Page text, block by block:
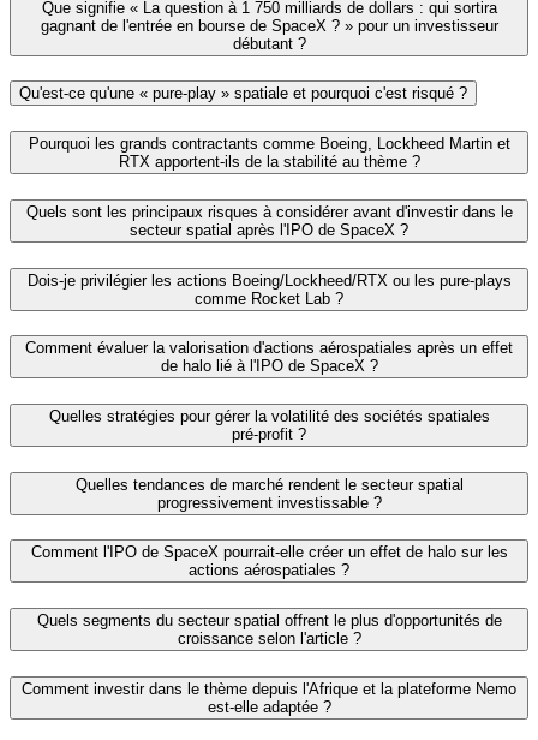
Que signifie « La question à 1 750 milliards de dollars : qui sortira
gagnant de l'entrée en bourse de SpaceX ? » pour un investisseur
débutant ?
Qu'est‑ce qu'une « pure‑play » spatiale et pourquoi c'est risqué ?
Pourquoi les grands contractants comme Boeing, Lockheed Martin et
RTX apportent-ils de la stabilité au thème ?
Quels sont les principaux risques à considérer avant d'investir dans le
secteur spatial après l'IPO de SpaceX ?
Dois‑je privilégier les actions Boeing/Lockheed/RTX ou les pure‑plays
comme Rocket Lab ?
Comment évaluer la valorisation d'actions aérospatiales après un effet
de halo lié à l'IPO de SpaceX ?
Quelles stratégies pour gérer la volatilité des sociétés spatiales
pré‑profit ?
Quelles tendances de marché rendent le secteur spatial
progressivement investissable ?
Comment l'IPO de SpaceX pourrait‑elle créer un effet de halo sur les
actions aérospatiales ?
Quels segments du secteur spatial offrent le plus d'opportunités de
croissance selon l'article ?
Comment investir dans le thème depuis l'Afrique et la plateforme Nemo
est‑elle adaptée ?